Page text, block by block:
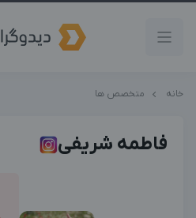
خانه متخصص ها
فاطمه شریفی